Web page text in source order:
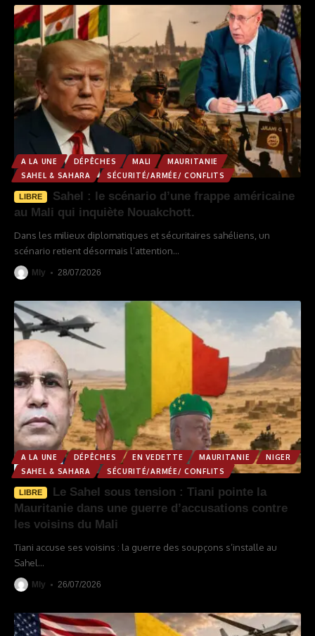
A LA UNE DÉPÊCHES MALI
MAURITANIE
SAHEL & SAHARA
SÉCURITÉ/ARMÉE/ CONFLITS
LIBRE
Sahel : le scénario d’une frappe américaine
au Mali qui inquiète Nouakchott.
Dans les milieux diplomatiques et sécuritaires sahéliens, un
scénario retient désormais l’attention…
Mly 28/07/2026
A LA UNE DÉPÊCHES EN VEDETTE MAURITANIE
NIGER
SAHEL & SAHARA
SÉCURITÉ/ARMÉE/ CONFLITS
LIBRE
Le Sahel sous tension : Tiani pointe la
Mauritanie dans une guerre d’accusations contre
les voisins du Mali
Tiani accuse ses voisins : la guerre des soupçons s’installe au
Sahel…
Mly 26/07/2026